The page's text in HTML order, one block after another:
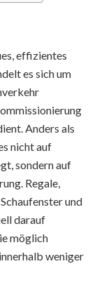
effizientes
es sich um
Anders als
nicht auf
sondern auf
Regale,
und
darauf
möglich
weniger